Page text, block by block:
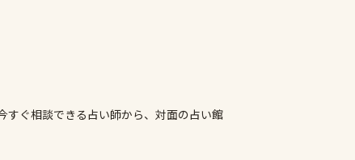
すぐ相談できる占い師から、対面の占い館